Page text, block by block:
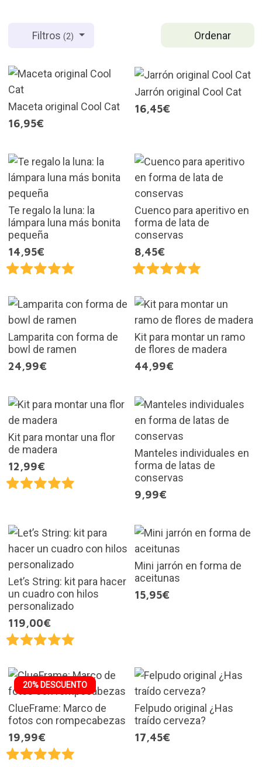
Ordenar
Filtros(2)
Maceta original Cool Cat
16,95€
Jarrón original Cool Cat
16,45€
Te regalo la luna: la
lámpara luna más bonita
pequeña
14,95€
Cuenco para aperitivo en
forma de lata de
conservas
8,45€
Lamparita con forma de
bowl de ramen
24,99€
Kit para montar un ramo
de flores de madera
44,99€
Kit para montar una flor
de madera
12,99€
Manteles individuales en
forma de latas de
conservas
9,99€
Let’s String: kit para hacer
un cuadro con hilos
personalizado
119,00€
Mini jarrón en forma de
aceitunas
15,95€
20% DESCUENTO
ClueFrame: Marco de
fotos con rompecabezas
19,99€
Felpudo original ¿Has
traído cerveza?
17,45€